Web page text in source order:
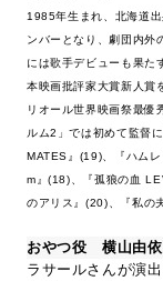
1985年生まれ、北海道
ンバーとなり、劇団内外
には歌手デビューも果た
本映画批評家大賞新人賞
リオール世界映画祭最優
ルム2」では初めて監督
MATES』(19)、『ハム
m』(18)、『孤狼の血
のアリス』(20)、『私の
おやつ役 横山由依
ラサールさんが演